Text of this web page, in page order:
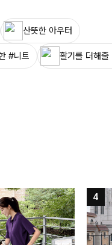
산뜻한 아우터
#니트 활기를 더해줄